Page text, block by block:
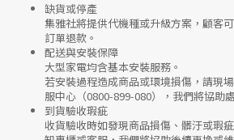
缺貨或停產
集雅社將提供代機種或升級方案 ，顧客
訂單退款。
配送與安裝保障
大型家電均含基本安裝服務。
若安裝過程造成商品或環境損傷，請現
服中心 （0800-899-080），我們將協助
到貨驗收瑕疵
收貨驗收時如發現商品損傷、髒汙或瑕疵